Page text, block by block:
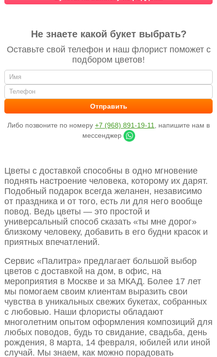
Не знаете какой букет выбрать?
Оставьте свой телефон и наш флорист поможет с
подбором цветов!
Либо позвоните по номеру +7 (968) 891-19-11
, напишите нам в
мессенджер
Цветы с доставкой способны в одно мгновение
поднять настроение человека, которому их дарят.
Подобный подарок всегда желанен, независимо
от праздника и от того, есть ли для него вообще
повод. Ведь цветы — это простой и
универсальный способ сказать «ты мне дорог»
близкому человеку, добавить в его будни красок и
приятных впечатлений.
Сервис «Палитра» предлагает большой выбор
цветов с доставкой на дом, в офис, на
мероприятия в Москве и за МКАД. Более 17 лет
мы помогаем своим клиентам выразить свои
чувства в уникальных свежих букетах, собранных
с любовью. Наши флористы обладают
многолетним опытом оформления композиций для
любых поводов, будь то свидание, свадьба, день
рождения, 8 марта, 14 февраля, юбилей или иной
случай. Мы знаем, как можно порадовать